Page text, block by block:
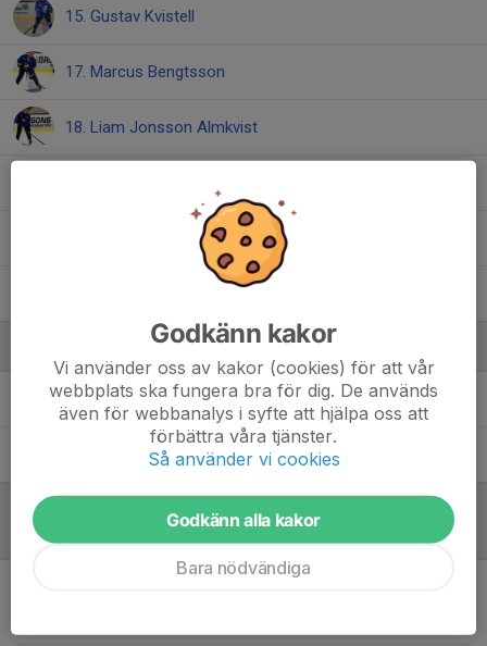
15. Gustav Kvistell
17. Marcus Bengtsson
18. Liam Jonsson Almkvist
20. Arvid Philipsson
Oskar Engdahl Assisterande tränare
Patrik Önander Assisterande tränare
Referat
Godkänn kakor
Vi använder oss av kakor (cookies) för att vår
webbplats ska fungera bra för dig. De används
även för webbanalys i syfte att hjälpa oss att
förbättra våra tjänster.
Så använder vi cookies
Godkänn alla kakor
Bara nödvändiga